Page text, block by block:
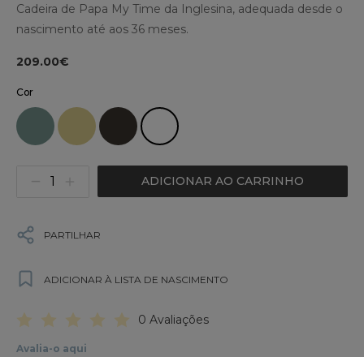
Cadeira de Papa My Time da Inglesina, adequada desde o
nascimento até aos 36 meses.
209.00€
Cor
ADICIONAR AO CARRINHO
PARTILHAR
ADICIONAR À LISTA DE NASCIMENTO
0 Avaliações
Avalia-o aqui